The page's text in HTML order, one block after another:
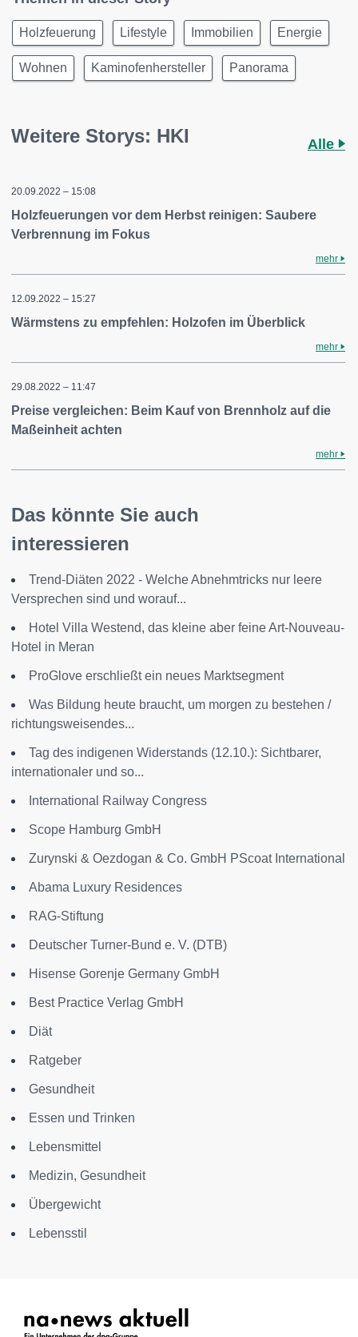
Holzfeuerung Lifestyle Immobilien Energie
Wohnen Kaminofenhersteller Panorama
Weitere Storys: HKI Alle
20.09.2022 – 15:08
Holzfeuerungen vor dem Herbst reinigen: Saubere
Verbrennung im Fokus
mehr
12.09.2022 – 15:27
Wärmstens zu empfehlen: Holzofen im Überblick
mehr
29.08.2022 – 11:47
Preise vergleichen: Beim Kauf von Brennholz auf die
Maßeinheit achten
mehr
Das könnte Sie auch
interessieren
Trend-Diäten 2022 - Welche Abnehmtricks nur leere
Versprechen sind und worauf...
Hotel Villa Westend, das kleine aber feine Art-Nouveau-
Hotel in Meran
ProGlove erschließt ein neues Marktsegment
Was Bildung heute braucht, um morgen zu bestehen /
richtungsweisendes...
Tag des indigenen Widerstands (12.10.): Sichtbarer,
internationaler und so...
International Railway Congress
Scope Hamburg GmbH
Zurynski & Oezdogan & Co. GmbH PScoat International
Abama Luxury Residences
RAG-Stiftung
Deutscher Turner-Bund e. V. (DTB)
Hisense Gorenje Germany GmbH
Best Practice Verlag GmbH
Diät
Ratgeber
Gesundheit
Essen und Trinken
Lebensmittel
Medizin, Gesundheit
Übergewicht
Lebensstil